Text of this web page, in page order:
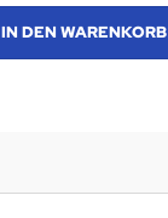
IN DEN WARENKORB